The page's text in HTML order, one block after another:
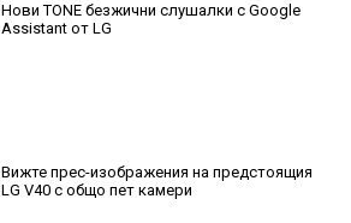
Нови TONE безжични слушалки с Google
Assistant от LG
Вижте прес-изображения на предстоящия
LG V40 с общо пет камери